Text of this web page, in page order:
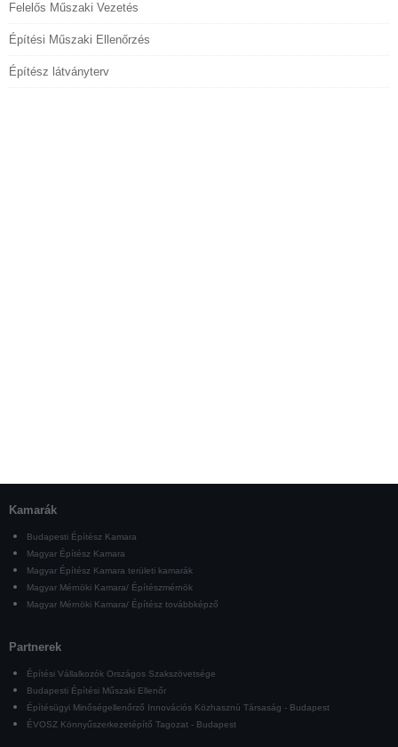
Felelős Műszaki Vezetés
Építési Műszaki Ellenőrzés
Építész látványterv
Kamarák
Budapesti Építész Kamara
Magyar Építész Kamara
Magyar Építész Kamara területi kamarák
Magyar Mérnöki Kamara/ Építészmérnök
Magyar Mérnöki Kamara/ Építész továbbképző
Partnerek
Építési Vállalkozók Országos Szakszövetsége
Budapesti Építési Műszaki Ellenőr
Építésügyi Minőségellenőrző Innovációs Közhasznú Társaság - Budapest
ÉVOSZ Könnyűszerkezetépítő Tagozat - Budapest